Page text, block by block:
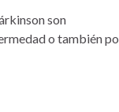
son
o también